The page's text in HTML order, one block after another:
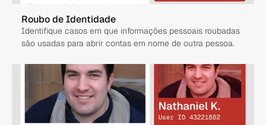
Roubo de Identidade
Identifique casos em que informações pessoais roubadas
são usadas para abrir contas em nome de outra pessoa.